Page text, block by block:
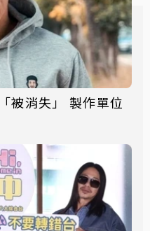
被消失」 製作單位